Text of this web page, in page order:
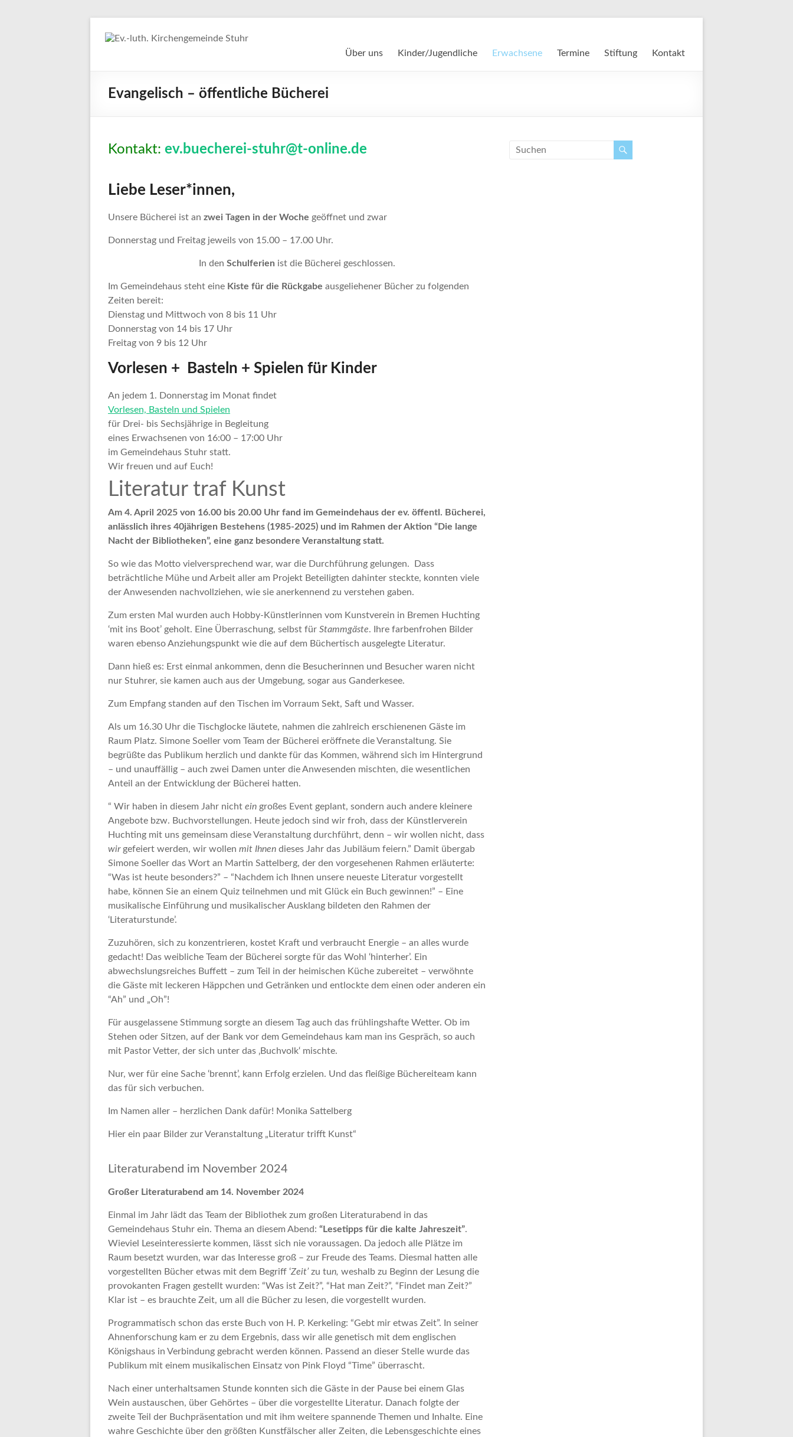
Inhalt
luth.
Kirchengemeinde
Über uns Kinder/Jugendliche Erwachsene Termine Stiftung Kontakt
Evangelisch – öffentliche Bücherei
Kontakt: ev.buecherei-stuhr@t-online.de
Liebe Leser*innen,
Unsere Bücherei ist an zwei Tagen in der Woche geöffnet und zwar
Donnerstag und Freitag jeweils von 15.00 – 17.00 Uhr.
In denSchulferien ist die Bücherei geschlossen.
Im Gemeindehaus steht eine Kiste für die Rückgabe ausgeliehener Bücher zu folgenden
Zeiten bereit:
Dienstag und Mittwoch von 8 bis 11 Uhr
Donnerstag von 14 bis 17 Uhr
Freitag von 9 bis 12 Uhr
Vorlesen + Basteln + Spielen für Kinder
An jedem 1. Donnerstag im Monat findet
Vorlesen, Basteln und Spielen
für Drei- bis Sechsjährige in Begleitung
eines Erwachsenen von 16:00 – 17:00 Uhr
im Gemeindehaus Stuhr statt.
Wir freuen und auf Euch!
Literatur traf Kunst
Am 4. April 2025 von 16.00 bis 20.00 Uhr fand im Gemeindehaus der ev. öffentl. Bücherei,
anlässlich ihres 40jährigen Bestehens (1985-2025) und im Rahmen der Aktion “Die lange
Nacht der Bibliotheken”, eine ganz besondere Veranstaltung statt.
So wie das Motto vielversprechend war, war die Durchführung gelungen. Dass
beträchtliche Mühe und Arbeit aller am Projekt Beteiligten dahinter steckte, konnten viele
der Anwesenden nachvollziehen, wie sie anerkennend zu verstehen gaben.
Zum ersten Mal wurden auch Hobby-Künstlerinnen vom Kunstverein in Bremen Huchting
‘mit ins Boot’ geholt. Eine Überraschung, selbst für Stammgäste. Ihre farbenfrohen Bilder
waren ebenso Anziehungspunkt wie die auf dem Büchertisch ausgelegte Literatur.
Dann hieß es: Erst einmal ankommen, denn die Besucherinnen und Besucher waren nicht
nur Stuhrer, sie kamen auch aus der Umgebung, sogar aus Ganderkesee.
Zum Empfang standen auf den Tischen im Vorraum Sekt, Saft und Wasser.
Als um 16.30 Uhr die Tischglocke läutete, nahmen die zahlreich erschienenen Gäste im
Raum Platz. Simone Soeller vom Team der Bücherei eröffnete die Veranstaltung. Sie
begrüßte das Publikum herzlich und dankte für das Kommen, während sich im Hintergrund
– und unauffällig – auch zwei Damen unter die Anwesenden mischten, die wesentlichen
Anteil an der Entwicklung der Bücherei hatten.
“ Wir haben in diesem Jahr nicht ein großes Event geplant, sondern auch andere kleinere
Angebote bzw. Buchvorstellungen. Heute jedoch sind wir froh, dass der Künstlerverein
Huchting mit uns gemeinsam diese Veranstaltung durchführt, denn – wir wollen nicht, dass
wirgefeiert werden, wir wollen mit Ihnen dieses Jahr das Jubiläum feiern.” Damit übergab
Simone Soeller das Wort an Martin Sattelberg, der den vorgesehenen Rahmen erläuterte:
“Was ist heute besonders?” – “Nachdem ich Ihnen unsere neueste Literatur vorgestellt
habe, können Sie an einem Quiz teilnehmen und mit Glück ein Buch gewinnen!” – Eine
musikalische Einführung und musikalischer Ausklang bildeten den Rahmen der
‘Literaturstunde’.
Zuzuhören, sich zu konzentrieren, kostet Kraft und verbraucht Energie – an alles wurde
gedacht! Das weibliche Team der Bücherei sorgte für das Wohl ‘hinterher’. Ein
abwechslungsreiches Buffett – zum Teil in der heimischen Küche zubereitet – verwöhnte
die Gäste mit leckeren Häppchen und Getränken und entlockte dem einen oder anderen ein
“Ah” und „Oh”!
Für ausgelassene Stimmung sorgte an diesem Tag auch das frühlingshafte Wetter. Ob im
Stehen oder Sitzen, auf der Bank vor dem Gemeindehaus kam man ins Gespräch, so auch
mit Pastor Vetter, der sich unter das ‚Buchvolk‘ mischte.
Nur, wer für eine Sache ‘brennt’, kann Erfolg erzielen. Und das fleißige Büchereiteam kann
das für sich verbuchen.
Im Namen aller – herzlichen Dank dafür! Monika Sattelberg
Hier ein paar Bilder zur Veranstaltung „Literatur trifft Kunst“
Literaturabend im November 2024
Großer Literaturabend am 14. November 2024
Einmal im Jahr lädt das Team der Bibliothek zum großen Literaturabend in das
Gemeindehaus Stuhr ein. Thema an diesem Abend: “Lesetipps für die kalte Jahreszeit”.
Wieviel Leseinteressierte kommen, lässt sich nie voraussagen. Da jedoch alle Plätze im
Raum besetzt wurden, war das Interesse groß – zur Freude des Teams. Diesmal hatten alle
vorgestellten Bücher etwas mit dem Begriff ‘Zeit’zu tun, weshalb zu Beginn der Lesung die
provokanten Fragen gestellt wurden: “Was ist Zeit?”, “Hat man Zeit?”, “Findet man Zeit?”
Klar ist – es brauchte Zeit, um all die Bücher zu lesen, die vorgestellt wurden.
Programmatisch schon das erste Buch von H. P. Kerkeling: “Gebt mir etwas Zeit”. In seiner
Ahnenforschung kam er zu dem Ergebnis, dass wir alle genetisch mit dem englischen
Königshaus in Verbindung gebracht werden können. Passend an dieser Stelle wurde das
Publikum mit einem musikalischen Einsatz von Pink Floyd “Time” überrascht.
Nach einer unterhaltsamen Stunde konnten sich die Gäste in der Pause bei einem Glas
Wein austauschen, über Gehörtes – über die vorgestellte Literatur. Danach folgte der
zweite Teil der Buchpräsentation und mit ihm weitere spannende Themen und Inhalte. Eine
wahre Geschichte über den größten Kunstfälscher aller Zeiten, die Lebensgeschichte eines